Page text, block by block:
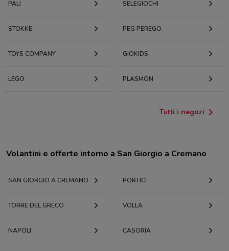
PALI SELEGIOCHI
STOKKE PEG PEREGO
TOYS COMPANY GIOKIDS
LEGO PLASMON
Tutti i negozi
Volantini e offerte intorno a San Giorgio a Cremano
SAN GIORGIO A CREMANO PORTICI
TORRE DEL GRECO VOLLA
NAPOLI CASORIA